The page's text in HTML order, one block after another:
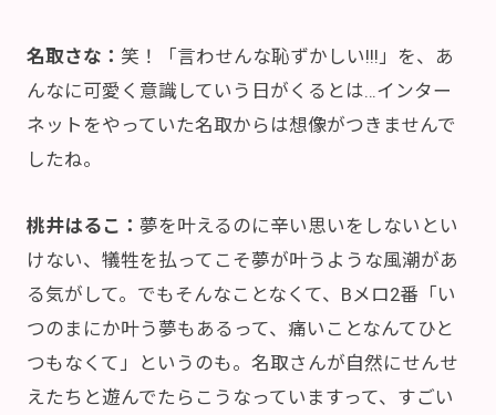
名取さな： 笑！「言わせんな恥ずかしい!!!」を、あ
んなに可愛く意識していう日がくるとは…インター
ネットをやっていた名取からは想像がつきませんで
したね。
桃井はるこ： 夢を叶えるのに辛い思いをしないとい
けない、犠牲を払ってこそ夢が叶うような風潮があ
る気がして。でもそんなことなくて、Bメロ2番「い
つのまにか叶う夢もあるって、痛いことなんてひと
つもなくて」というのも。名取さんが自然にせんせ
えたちと遊んでたらこうなっていますって、すごい